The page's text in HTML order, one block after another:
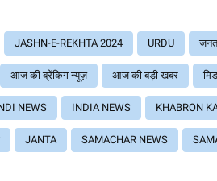
JASHN-E-REKHTA 2024 URDU
आज की ब्रेंकिग न्यूज़ आज की बड़ी खबर
NEWS INDIA NEWS KHABRON
JANTA SAMACHAR NEWS